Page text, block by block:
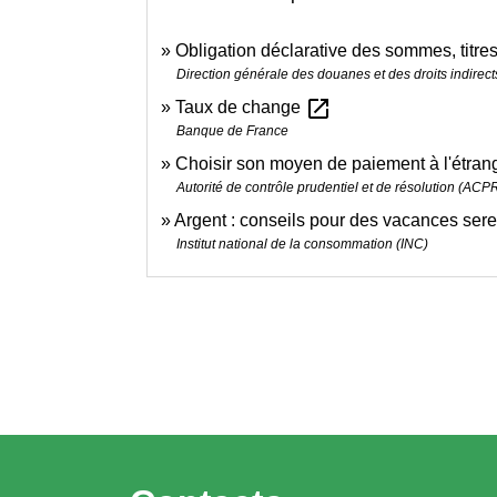
Obligation déclarative des sommes,
Direction générale des douanes et des droits
Taux de change open_in_new
Banque de France
Choisir son moyen de paiement à
Autorité de contrôle prudentiel et de résolution
Argent : conseils pour des vacances
Institut national de la consommation (INC)